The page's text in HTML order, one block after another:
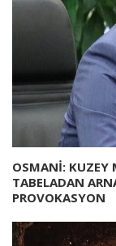
OSMANİ: KUZEY
TABELADAN
PROVOKASYON